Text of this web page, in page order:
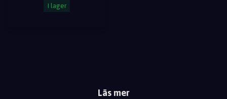
I lager
Läs mer